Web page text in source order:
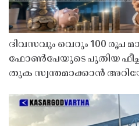
ദിവസവും വെറും 100 രൂപ
ഫോൺപേയുടെ പുതിയ
തുക സ്വന്തമാക്കാൻ